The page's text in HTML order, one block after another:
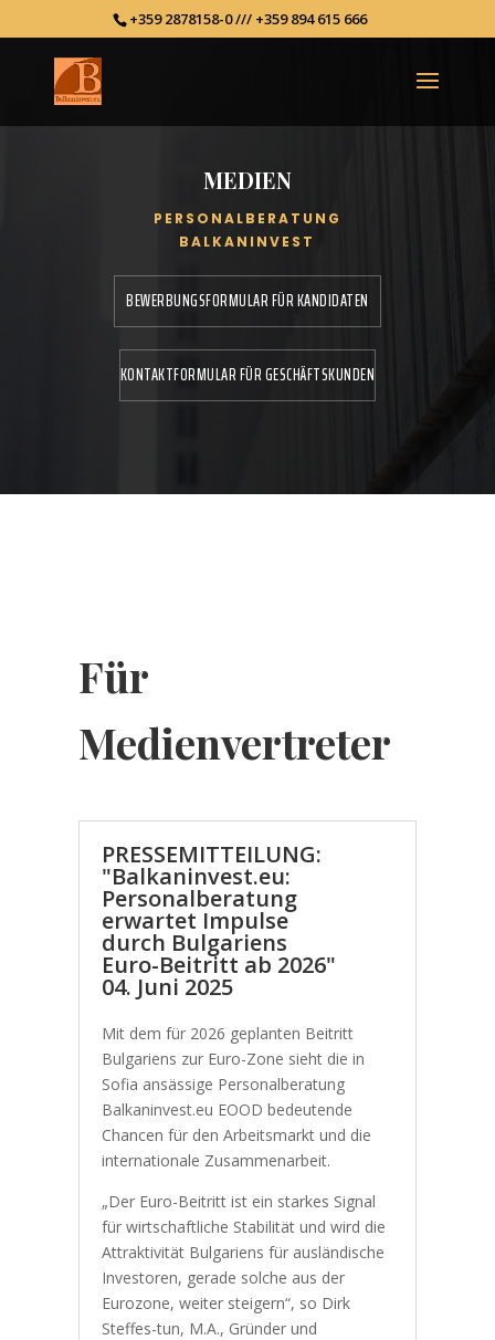
+359 2878158-0 /// +359 894 615 666
MEDIEN
PERSONALBERATUNG
BALKANINVEST
BEWERBUNGSFORMULAR FÜR KANDIDATEN
KONTAKTFORMULAR FÜR GESCHÄFTSKUNDEN
Für
Medienvertreter
PRESSEMITTEILUNG:
"Balkaninvest.eu:
Personalberatung
erwartet Impulse
durch Bulgariens
Euro-Beitritt ab 2026"
04. Juni 2025
Mit dem für 2026 geplanten Beitritt
Bulgariens zur Euro-Zone sieht die in
Sofia ansässige Personalberatung
Balkaninvest.eu EOOD bedeutende
Chancen für den Arbeitsmarkt und die
internationale Zusammenarbeit.
„Der Euro-Beitritt ist ein starkes Signal
für wirtschaftliche Stabilität und wird die
Attraktivität Bulgariens für ausländische
Investoren, gerade solche aus der
Eurozone, weiter steigern“, so Dirk
Steffes-tun, M.A., Gründer und